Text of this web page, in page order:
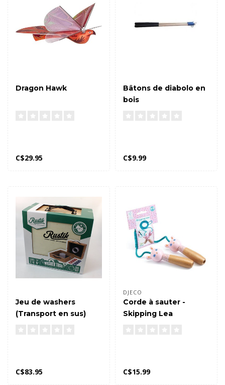
Dragon Hawk
C$29.95
Bâtons de diabolo en
bois
C$9.99
Jeu de washers
(Transport en sus)
C$83.95
DJECO
Corde à sauter -
Skipping Lea
C$15.99